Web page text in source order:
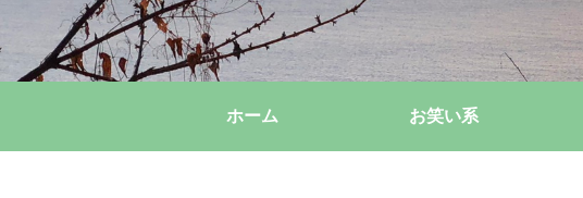
ホーム お笑い系